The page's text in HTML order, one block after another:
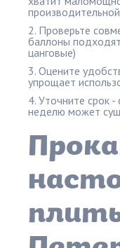
производительной
Проверьте
баллоны
цанговые)
Оцените
упрощает
Уточните срок -
неделю может